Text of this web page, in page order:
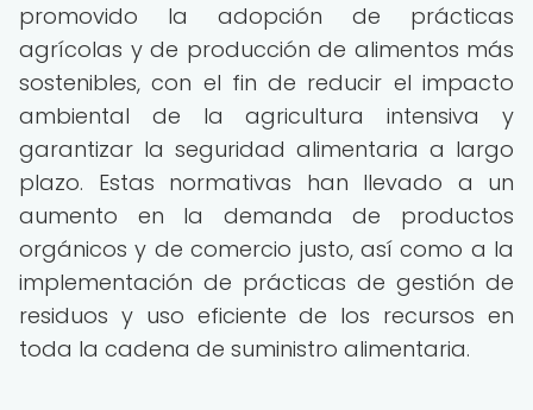
promovido la adopción de prácticas
agrícolas y de producción de alimentos más
sostenibles, con el fin de reducir el impacto
ambiental de la agricultura intensiva y
garantizar la seguridad alimentaria a largo
plazo. Estas normativas han llevado a un
aumento en la demanda de productos
orgánicos y de comercio justo, así como a la
implementación de prácticas de gestión de
residuos y uso eficiente de los recursos en
toda la cadena de suministro alimentaria.